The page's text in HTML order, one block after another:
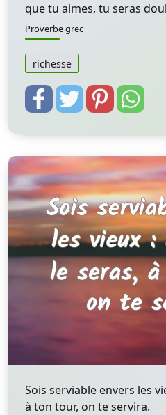
que tu aimes, tu seras
Proverbe grec
richesse
Sois serviable envers les
à ton tour, on te servira.